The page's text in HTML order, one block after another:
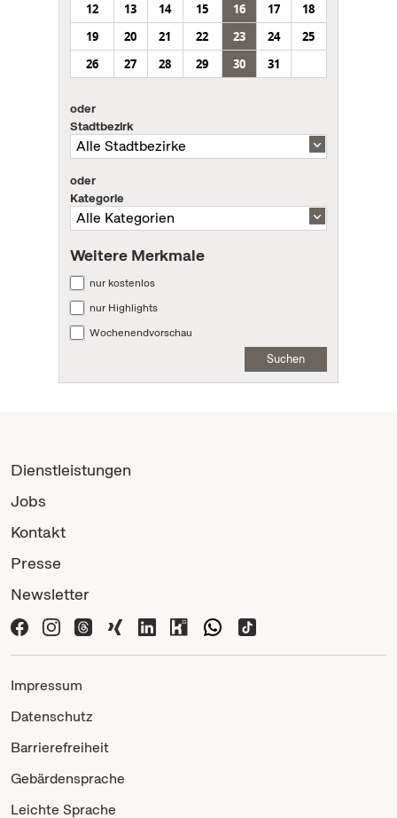
12
13 14 15 16 17
18
19
20 21 22 23 24
25
26
27 28 29 30 31
oder
Stadtbezirk
oder
Kategorie
Weitere Merkmale
nur kostenlos
nur Highlights
Wochenendvorschau
Suchen
Dienstleistungen
Jobs
Kontakt
Presse
Newsletter
Impressum
Datenschutz
Barrierefreiheit
Gebärdensprache
Leichte Sprache